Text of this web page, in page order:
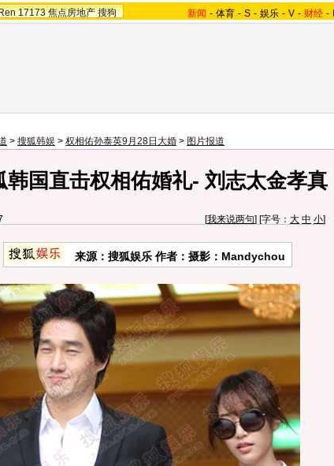
17173 焦点房地产 搜狗 新闻 - 体育 - S - 娱乐 - V - 财经 -
> 搜狐韩娱 > 权相佑孙泰英9月28日大婚 > 图片报道
韩国直击权相佑婚礼- 刘志太金孝真
[我来说两句] [字号： 大 中 小]
来源：搜狐娱乐 作者：摄影：Mandychou